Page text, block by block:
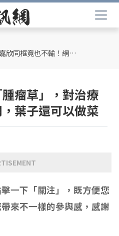
郭藹明「早期劇照」被扒，和李嘉欣同框竟也不輸！網友：難怪劉青云這麼愛她
瘤草」，對治療
葉子還可以做菜
一下「關注」，既方便您
來不一樣的參與感，感謝